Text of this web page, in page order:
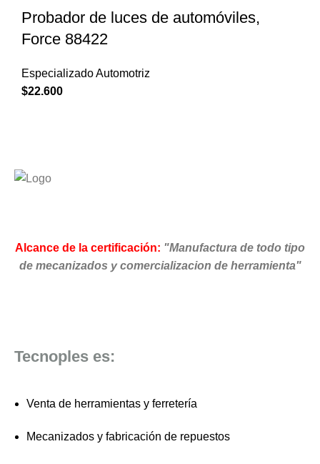
Probador de luces de automóviles,
Force 88422
Especializado Automotriz
$22.600
Alcance de la certificación: "Manufactura de todo tipo
de mecanizados y comercializacion de herramienta"
Tecnoples es:
Venta de herramientas y ferretería
Mecanizados y fabricación de repuestos